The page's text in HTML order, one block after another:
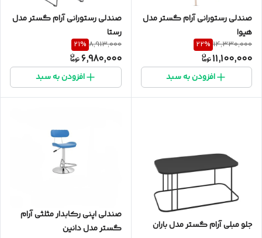
صندلی رستورانی آرام گستر مدل
هیوا
14,330,000
22%
11,100,000
افزودن به سبد
صندلی رستورانی آرام گستر مدل
رستا
8,913,000
21%
6,980,000
افزودن به سبد
جلو مبلی آرام گستر مدل باران
صندلی اپنی رکابدار مثلثی آرام
گستر مدل دانین